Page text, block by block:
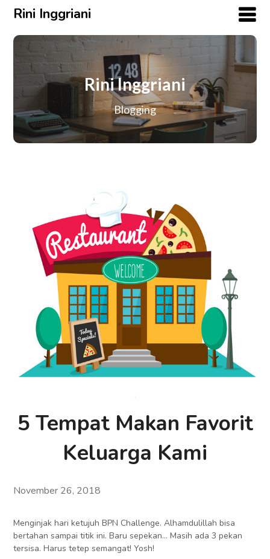
Rini Inggriani
Rini Inggriani
Blogging
5 Tempat Makan Favorit
Keluarga Kami
November 26, 2018
Menginjak hari ketujuh BPN Challenge. Alhamdulillah bisa
bertahan sampai titik ini. Baru sepekan… Masih ada 3 pekan
tersisa. Harus tetep semangat! Yosh!